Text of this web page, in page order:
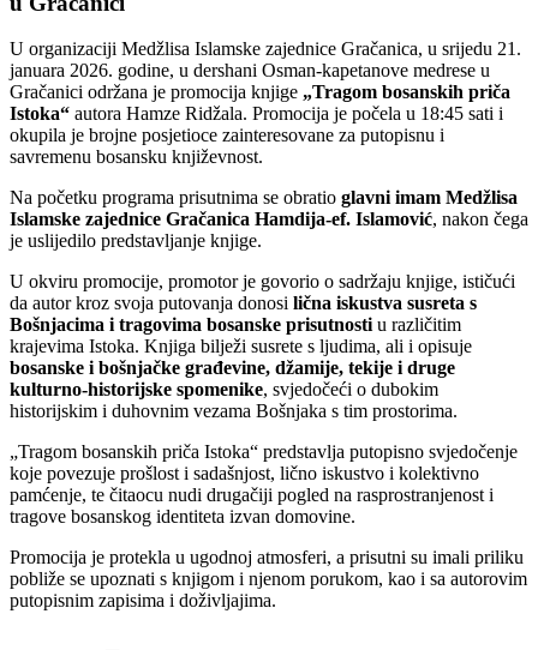
U organizaciji Medžlisa Islamske zajednice Gračanica, u srijedu 21.
januara 2026. godine, u dershani Osman-kapetanove medrese u
Gračanici održana je promocija knjige „Tragom bosanskih priča
Istoka“ autora Hamze Ridžala. Promocija je počela u 18:45 sati i
okupila je brojne posjetioce zainteresovane za putopisnu i
savremenu bosansku književnost.
Na početku programa prisutnima se obratio glavni imam Medžlisa
Islamske zajednice Gračanica Hamdija-ef. Islamović, nakon čega
je uslijedilo predstavljanje knjige.
U okviru promocije, promotor je govorio o sadržaju knjige, ističući
da autor kroz svoja putovanja donosi lična iskustva susreta s
Bošnjacima i tragovima bosanske prisutnostiu različitim
krajevima Istoka. Knjiga bilježi susrete s ljudima, ali i opisuje
bosanske i bošnjačke građevine, džamije, tekije i druge
kulturno-historijske spomenike, svjedočeći o dubokim
historijskim i duhovnim vezama Bošnjaka s tim prostorima.
„Tragom bosanskih priča Istoka“ predstavlja putopisno svjedočenje
koje povezuje prošlost i sadašnjost, lično iskustvo i kolektivno
pamćenje, te čitaocu nudi drugačiji pogled na rasprostranjenost i
tragove bosanskog identiteta izvan domovine.
Promocija je protekla u ugodnoj atmosferi, a prisutni su imali priliku
pobliže se upoznati s knjigom i njenom porukom, kao i sa autorovim
putopisnim zapisima i doživljajima.